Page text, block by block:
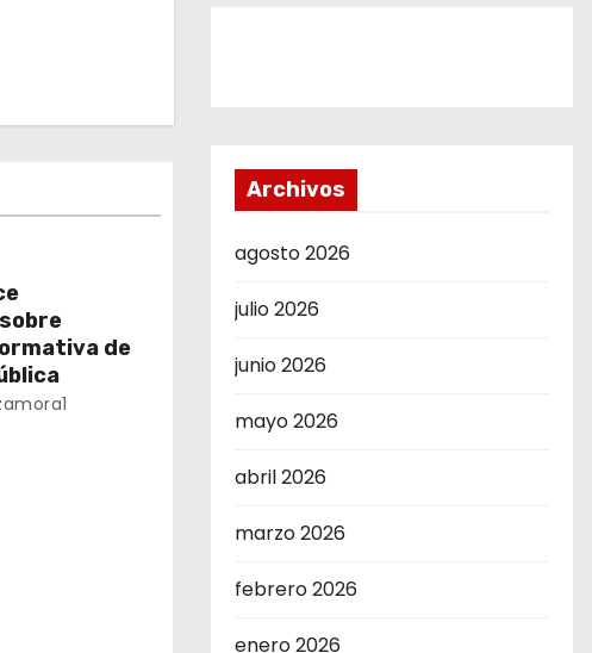
de
Archivos
agosto 2026
julio 2026
junio 2026
mayo 2026
abril 2026
marzo 2026
febrero 2026
enero 2026